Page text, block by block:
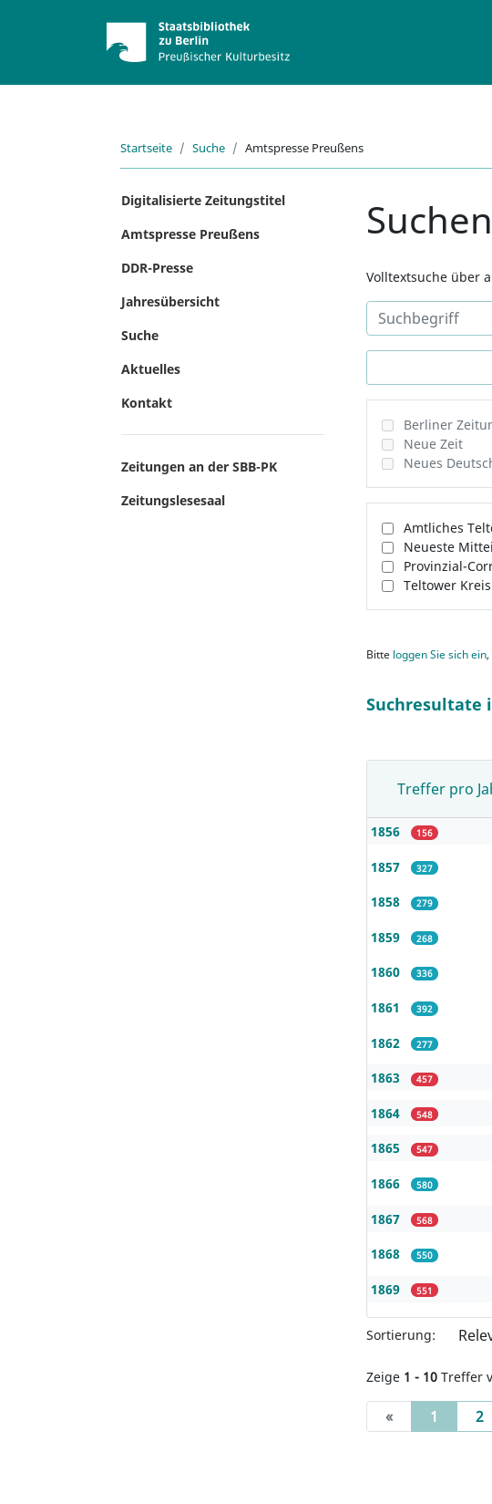
Startseite Suche Amtspresse Preußens
Digitalisierte Zeitungstitel
Amtspresse Preußens
DDR-Presse
Jahresübersicht
Suche
Aktuelles
Kontakt
Zeitungen an der SBB-PK
Zeitungslesesaal
Suchen
Volltextsuche über
Berliner
Neue Zeit
Neues
Amtliches
Neueste
Provinzial-
Teltower
Bitte loggen Sie sich ein,
Suchresultate
Treffer pro
1856 156
1857 327
1858 279
1859 268
1860 336
1861 392
1862 277
1863 457
1864 548
1865 547
1866 580
1867 568
1868 550
1869 551
Sortierung:
Zeige 1 - 10 Treffer
« 1 (current)
2